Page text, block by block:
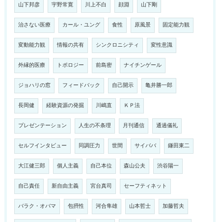
山下邦彦 宇野常寛 川上不白 顔淵 山下剛
治さない医療 カール・ユング 食性 原風景 固定能力観
変動能力観 情報の共有 シンクロニシティ 変性意識
外縁的医療 トポロジー 前島密 ナイチンゲール
ジョハリの窓 フィードバック 自己開示 亀井勝一郎
長岡健 経験資源の発掘 川嶋直 ＫＰ法
プレゼンテーション 人生の不条理 月刊通信 通過儀礼
セルフインタビュー 同調圧力 世間 サイババ 鎌田東二
大江健三郎 個人主義 自己本位 森山公夫 渋谷陽一
自己責任 新自由主義 宮台真司 セーフティネット
バラク・オバマ 包摂性 河合隼雄 山本哲士 加藤哲夫